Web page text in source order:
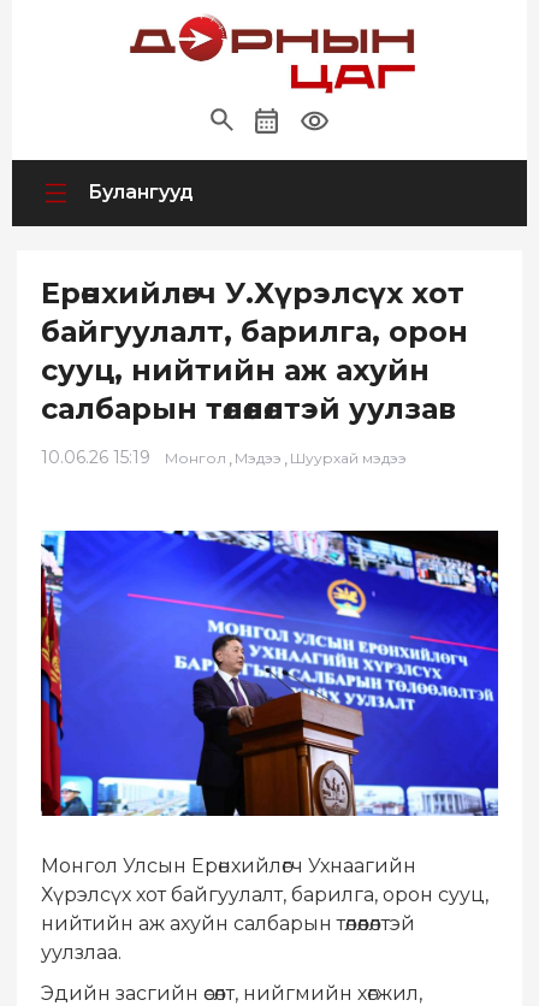
Булангууд
Ерөнхийлөгч У.Хүрэлсүх хот
байгуулалт, барилга, орон
сууц, нийтийн аж ахуйн
салбарын төлөөлөлтэй уулзав
10.06.26 15:19 Монгол , Мэдээ , Шуурхай мэдээ
Монгол Улсын Ерөнхийлөгч Ухнаагийн
Хүрэлсүх хот байгуулалт, барилга, орон сууц,
нийтийн аж ахуйн салбарын төлөөлөлтэй
уулзлаа.
Эдийн засгийн өсөлт, нийгмийн хөгжил,